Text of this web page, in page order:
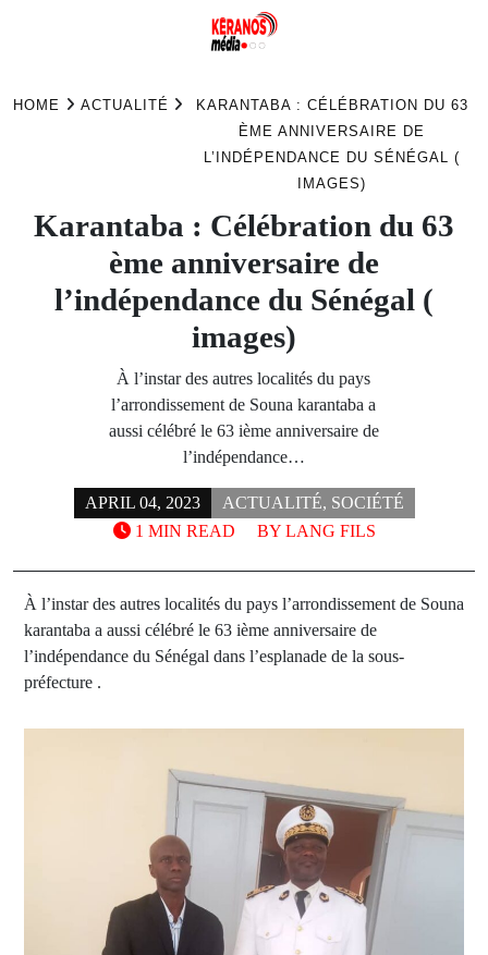
HOME ACTUALITÉ
KARANTABA : CÉLÉBRATION DU 63
ÈME ANNIVERSAIRE DE
L’INDÉPENDANCE DU SÉNÉGAL (
IMAGES)
Karantaba : Célébration du 63
ème anniversaire de
l’indépendance du Sénégal (
images)
À l’instar des autres localités du pays
l’arrondissement de Souna karantaba a
aussi célébré le 63 ième anniversaire de
l’indépendance…
APRIL 04, 2023 ACTUALITÉ, SOCIÉTÉ
BY LANG FILS
1 MIN READ
À l’instar des autres localités du pays l’arrondissement de Souna
karantaba a aussi célébré le 63 ième anniversaire de
l’indépendance du Sénégal dans l’esplanade de la sous-
préfecture .